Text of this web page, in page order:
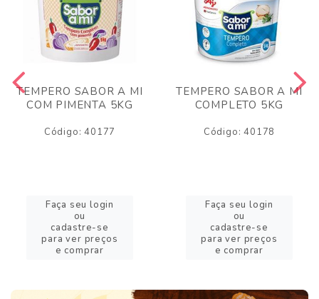
TEMPERO SABOR A MI
COM PIMENTA 5KG
Código: 40177
Faça seu login
ou
cadastre-se
para ver preços
e comprar
TEMPERO SABOR A MI
COMPLETO 5KG
Código: 40178
Faça seu login
ou
cadastre-se
para ver preços
e comprar